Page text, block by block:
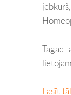
Tagad
Lasīt